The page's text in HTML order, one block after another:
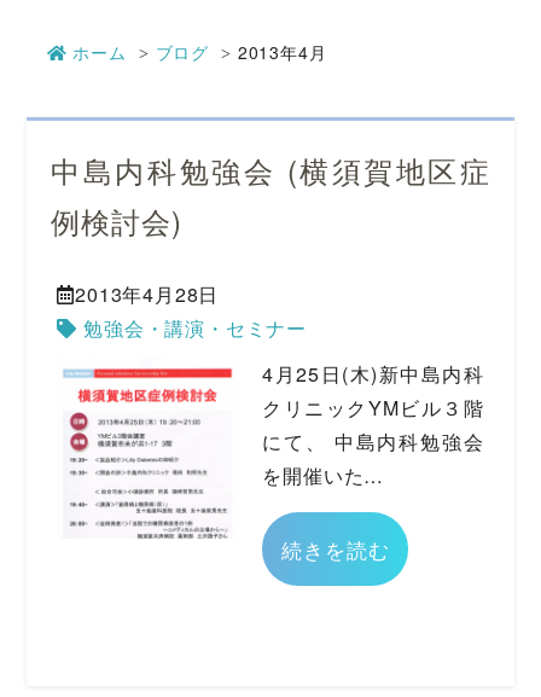
ホーム ブログ 2013年4月
中島内科勉強会 (横須賀地区症
例検討会)
2013年4月28日
勉強会・講演・セミナー
4月25日(木)新中島内科
クリニックYMビル３階
にて、 中島内科勉強会
を開催いた…
続きを読む